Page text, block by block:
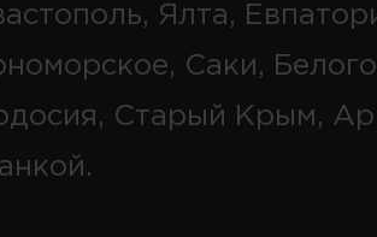
Ялта,
Саки,
Старый Крым,